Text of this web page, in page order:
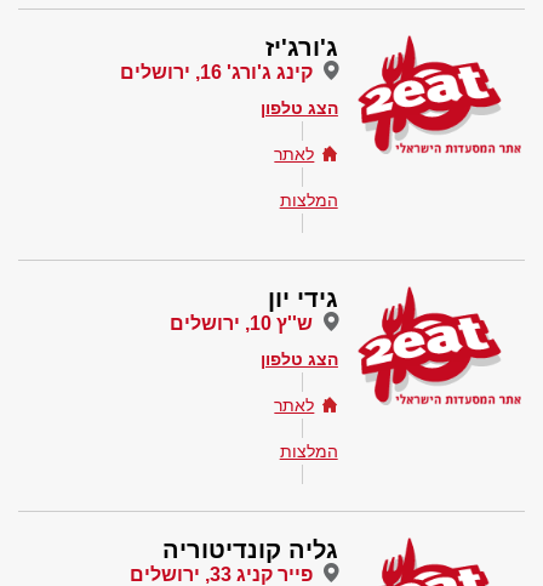
ג'ורג'יז
קינג ג'ורג' 16, ירושלים
הצג טלפון
לאתר
המלצות
גידי יון
ש''ץ 10, ירושלים
הצג טלפון
לאתר
המלצות
גליה קונדיטוריה
פייר קניג 33, ירושלים